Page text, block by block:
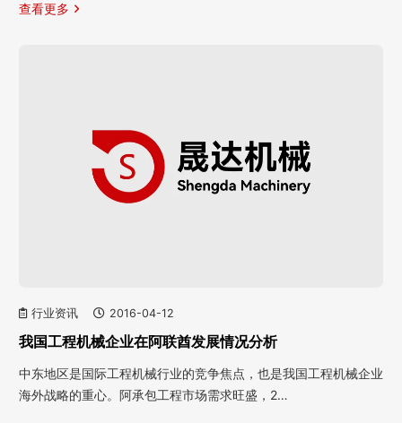
查看更多
行业资讯 2016-04-12
我国工程机械企业在阿联酋发展情况分析
中东地区是国际工程机械行业的竞争焦点，也是我国工程机械企业
海外战略的重心。阿承包工程市场需求旺盛，2…